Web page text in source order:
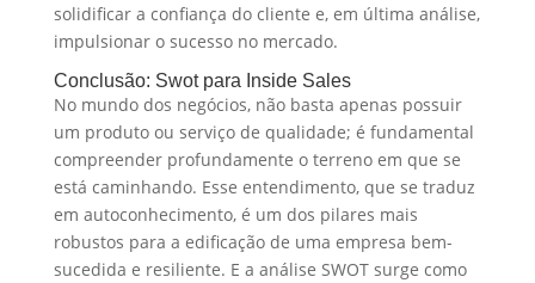
solidificar a confiança do cliente e, em última análise,
impulsionar o sucesso no mercado.
Conclusão: Swot para Inside Sales
No mundo dos negócios, não basta apenas possuir
um produto ou serviço de qualidade; é fundamental
compreender profundamente o terreno em que se
está caminhando. Esse entendimento, que se traduz
em autoconhecimento, é um dos pilares mais
robustos para a edificação de uma empresa bem-
sucedida e resiliente. E a análise SWOT surge como